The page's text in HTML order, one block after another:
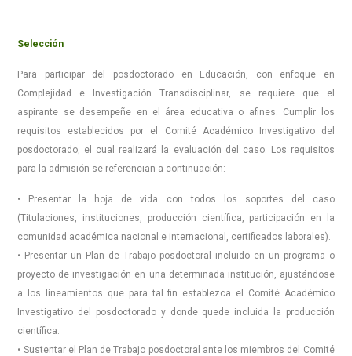
Selección
Para participar del posdoctorado en Educación, con enfoque en
Complejidad e Investigación Transdisciplinar, se requiere que el
aspirante se desempeñe en el área educativa o afines. Cumplir los
requisitos establecidos por el Comité Académico Investigativo del
posdoctorado, el cual realizará la evaluación del caso. Los requisitos
para la admisión se referencian a continuación:
• Presentar la hoja de vida con todos los soportes del caso
(Titulaciones, instituciones, producción científica, participación en la
comunidad académica nacional e internacional, certificados laborales).
• Presentar un Plan de Trabajo posdoctoral incluido en un programa o
proyecto de investigación en una determinada institución, ajustándose
a los lineamientos que para tal fin establezca el Comité Académico
Investigativo del posdoctorado y donde quede incluida la producción
científica.
• Sustentar el Plan de Trabajo posdoctoral ante los miembros del Comité